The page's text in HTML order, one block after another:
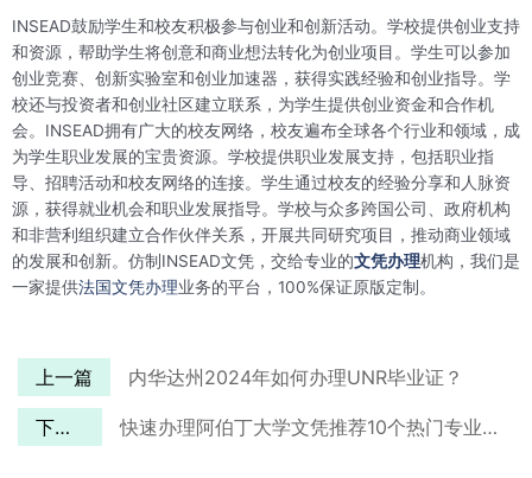
INSEAD鼓励学生和校友积极参与创业和创新活动。学校提供创业支持
和资源，帮助学生将创意和商业想法转化为创业项目。学生可以参加
创业竞赛、创新实验室和创业加速器，获得实践经验和创业指导。学
校还与投资者和创业社区建立联系，为学生提供创业资金和合作机
会。INSEAD拥有广大的校友网络，校友遍布全球各个行业和领域，成
为学生职业发展的宝贵资源。学校提供职业发展支持，包括职业指
导、招聘活动和校友网络的连接。学生通过校友的经验分享和人脉资
源，获得就业机会和职业发展指导。学校与众多跨国公司、政府机构
和非营利组织建立合作伙伴关系，开展共同研究项目，推动商业领域
的发展和创新。仿制INSEAD文凭，交给专业的文凭办理机构，我们是
一家提供法国文凭办理业务的平台，100%保证原版定制。
上一篇 内华达州2024年如何办理UNR毕业证？
下一篇 快速办理阿伯丁大学文凭推荐10个热门专业作为参考！